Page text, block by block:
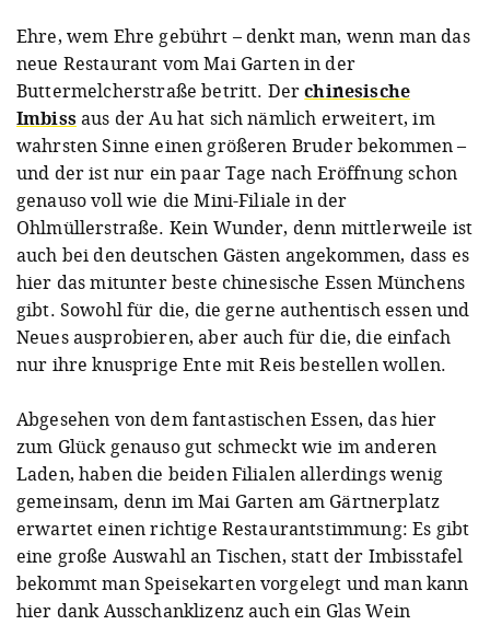
Ehre, wem Ehre gebührt – denkt man, wenn man das
neue Restaurant vom Mai Garten in der
Buttermelcherstraße betritt. Derchinesische
Imbiss aus der Au hat sich nämlich erweitert, im
wahrsten Sinne einen größeren Bruder bekommen –
und der ist nur ein paar Tage nach Eröffnung schon
genauso voll wie die Mini-Filiale in der
Ohlmüllerstraße. Kein Wunder, denn mittlerweile ist
auch bei den deutschen Gästen angekommen, dass es
hier das mitunter beste chinesische Essen Münchens
gibt. Sowohl für die, die gerne authentisch essen und
Neues ausprobieren, aber auch für die, die einfach
nur ihre knusprige Ente mit Reis bestellen wollen.
Abgesehen von dem fantastischen Essen, das hier
zum Glück genauso gut schmeckt wie im anderen
Laden, haben die beiden Filialen allerdings wenig
gemeinsam, denn im Mai Garten am Gärtnerplatz
erwartet einen richtige Restaurantstimmung: Es gibt
eine große Auswahl an Tischen, statt der Imbisstafel
bekommt man Speisekarten vorgelegt und man kann
hier dank Ausschanklizenz auch ein Glas Wein